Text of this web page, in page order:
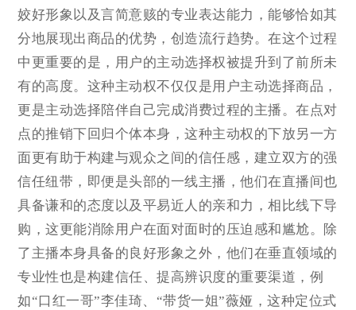
姣好形象以及言简意赅的专业表达能力，能够恰如其
分地展现出商品的优势，创造流行趋势。在这个过程
中更重要的是，用户的主动选择权被提升到了前所未
有的高度。这种主动权不仅仅是用户主动选择商品，
更是主动选择陪伴自己完成消费过程的主播。在点对
点的推销下回归个体本身，这种主动权的下放另一方
面更有助于构建与观众之间的信任感，建立双方的强
信任纽带，即便是头部的一线主播，他们在直播间也
具备谦和的态度以及平易近人的亲和力，相比线下导
购，这更能消除用户在面对面时的压迫感和尴尬。除
了主播本身具备的良好形象之外，他们在垂直领域的
专业性也是构建信任、提高辨识度的重要渠道，例
如“口红一哥”李佳琦、“带货一姐”薇娅，这种定位式